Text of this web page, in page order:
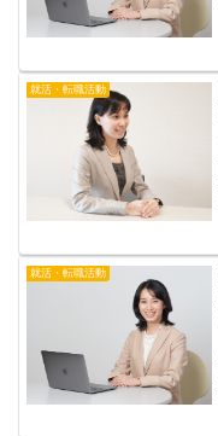
就活・転職活動
就活・転職活動